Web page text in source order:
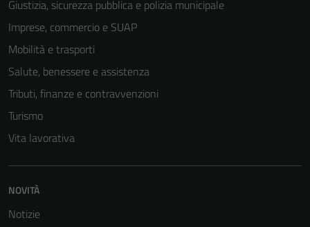
Giustizia, sicurezza pubblica e polizia municipale
Imprese, commercio e SUAP
Mobilità e trasporti
Salute, benessere e assistenza
Tributi, finanze e contravvenzioni
Turismo
Vita lavorativa
NOVITÀ
Notizie